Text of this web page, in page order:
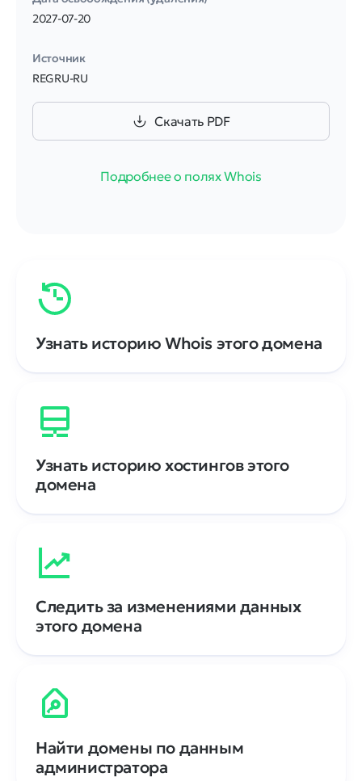
2027-07-20
Источник
REGRU-RU
Скачать PDF
Подробнее о полях Whois
Узнать историю Whois этого домена
Узнать историю хостингов этого
домена
Следить за изменениями данных
этого домена
Найти домены по данным
администратора